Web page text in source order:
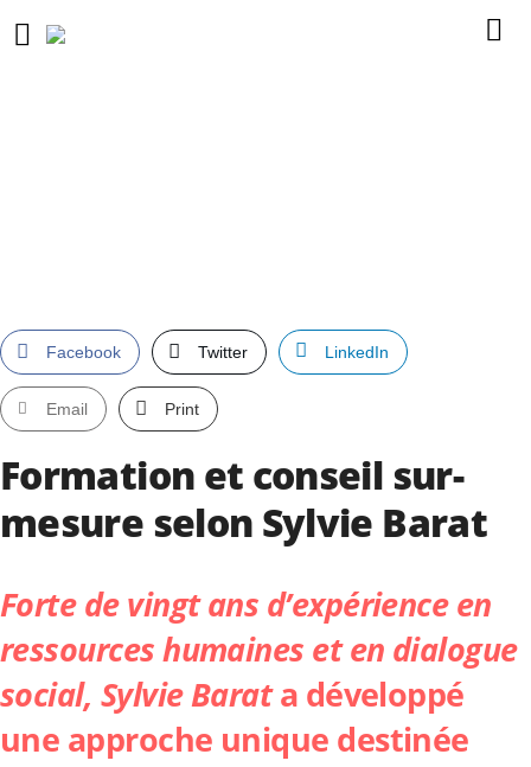
Facebook Twitter LinkedIn
Email Print
Formation et conseil sur-
mesure selon Sylvie Barat
Forte de vingt ans d’expérience en
ressources humaines et en dialogue
social, Sylvie Barata développé
une approche unique destinée